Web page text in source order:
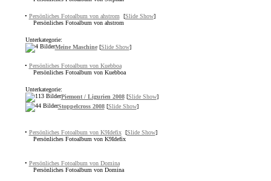
• Persönliches Fotoalbum von ahstrom [Slide Show]
Persönliches Fotoalbum von ahstrom
Unterkategorie:
Meine Maschine[Slide Show]
• Persönliches Fotoalbum von Kuebboa
Persönliches Fotoalbum von Kuebboa
Unterkategorie:
Piemont / Ligurien 2008[Slide Show]
Stoppelcross 2008[Slide Show]
• Persönliches Fotoalbum von K9Idefix [Slide Show]
Persönliches Fotoalbum von K9Idefix
• Persönliches Fotoalbum von Domina
Persönliches Fotoalbum von Domina